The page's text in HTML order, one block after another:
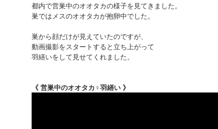
都内で営巣中のオオタカの様子を見てきました。
巣ではメスのオオタカが抱卵中でした。
巣から顔だけが見えていたのですが、
動画撮影をスタートすると立ち上がって
羽繕いをして見せてくれました。
《 営巣中のオオタカ♀羽繕い 》